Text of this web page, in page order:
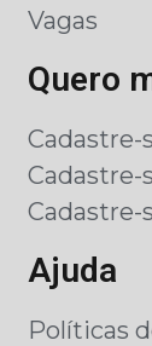
Vagas
Quero
Cadastre-
Cadastre-
Cadastre-
Ajuda
Políticas